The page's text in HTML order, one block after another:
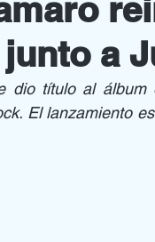
OPINIONa
dio título al
El lanzamiento